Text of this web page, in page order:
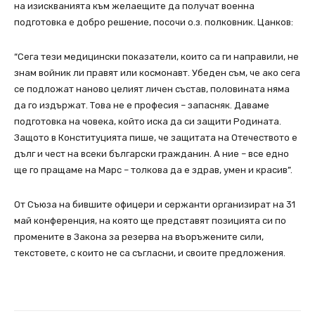
на изискванията към желаещите да получат военна
подготовка е добро решение, посочи о.з. полковник. Цанков:
“Сега тези медицински показатели, които са ги направили, не
знам войник ли правят или космонавт. Убеден съм, че ако сега
се подложат наново целият личен състав, половината няма
да го издържат. Това не е професия – запасняк. Даваме
подготовка на човека, който иска да си защити Родината.
Защото в Конституцията пише, че защитата на Отечеството е
дълг и чест на всеки български гражданин. А ние – все едно
ще го пращаме на Марс – толкова да е здрав, умен и красив”.
От Съюза на бившите офицери и сержанти организират на 31
май конференция, на която ще представят позицията си по
промените в Закона за резерва на въоръжените сили,
текстовете, с които не са съгласни, и своите предложения.